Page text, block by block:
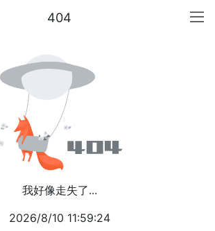
404
我好像走失了...
2026/8/10 11:59:24